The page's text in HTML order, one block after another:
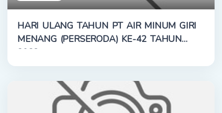
HARI ULANG TAHUN PT AIR MINUM GIRI
MENANG (PERSERODA) KE-42 TAHUN
2022